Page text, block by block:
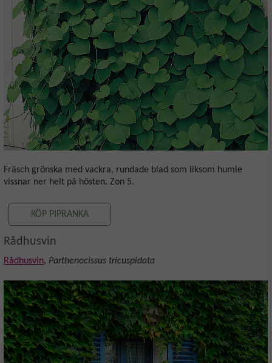
Fräsch grönska med vackra, rundade blad som liksom humle
vissnar ner helt på hösten. Zon 5.
KÖP PIPRANKA
Rådhusvin
Rådhusvin, Parthenocissus tricuspidata